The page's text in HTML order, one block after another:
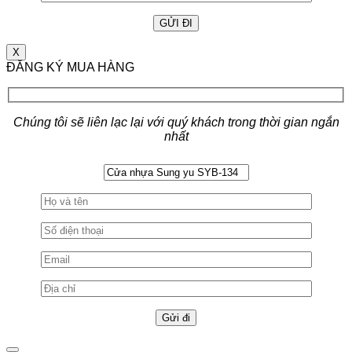
X
ĐĂNG KÝ MUA HÀNG
Chúng tôi sẽ liên lạc lại với quý khách trong thời gian ngắn
nhất